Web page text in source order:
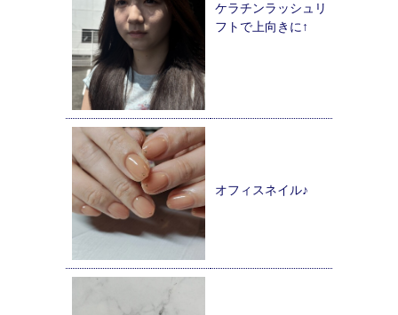
ケラチンラッシュリ
フトで上向きに↑
オフィスネイル♪